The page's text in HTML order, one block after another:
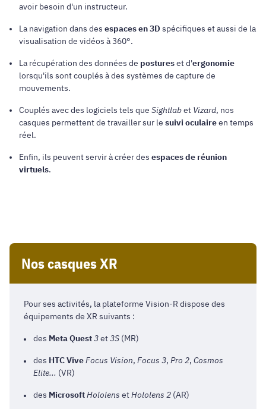
avoir besoin d'un instructeur.
La navigation dans des espaces en 3D spécifiques et aussi de la
visualisation de vidéos à 360°.
La récupération des données de postureset d'ergonomie
lorsqu'ils sont couplés à des systèmes de capture de
mouvements.
Couplés avec des logiciels tels que Sightlabet Vizard, nos
casques permettent de travailler sur le suivi oculaireen temps
réel.
Enfin, ils peuvent servir à créer des espaces de réunion
virtuels.
Nos casques XR
Pour ses activités, la plateforme Vision-R dispose des
équipements de XR suivants :
des Meta Quest3et3S (MR)
des HTC ViveFocus Vision, Focus 3, Pro 2, Cosmos
Elite... (VR)
des MicrosoftHololens etHololens 2 (AR)